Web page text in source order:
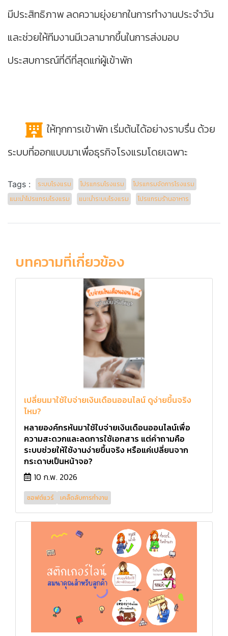
มีประสิทธิภาพ ลดความยุ่งยากในการทำงานประจำวัน
และช่วยให้ทีมงานมีเวลามากขึ้นในการส่งมอบ
ประสบการณ์ที่ดีที่สุดแก่ผู้เข้าพัก
ให้ทุกการเข้าพัก เริ่มต้นได้อย่างราบรื่น ด้วย
ระบบที่ออกแบบมาเพื่อธุรกิจโรงแรมโดยเฉพาะ
Tags : ระบบโรงแรม โปรแกรมโรงแรม
โปรแกรมจัดการโรงแรม
แนะนำโปรแกรมโรงแรม
แนะนำระบบโรงแรม โปรแกรมร้านอาหาร
บทความที่เกี่ยวข้อง
เปลี่ยนมาใช้ใบจ่ายเงินเดือนออนไลน์ ดูง่ายขึ้นจริง
ไหม?
หลายองค์กรหันมาใช้ใบจ่ายเงินเดือนออนไลน์เพื่อ
ความสะดวกและลดการใช้เอกสาร แต่คำถามคือ
ระบบช่วยให้ใช้งานง่ายขึ้นจริง หรือแค่เปลี่ยนจาก
กระดาษเป็นหน้าจอ?
10 ก.พ. 2026
ซอฟต์แวร์ เคล็ดลับการทำงาน